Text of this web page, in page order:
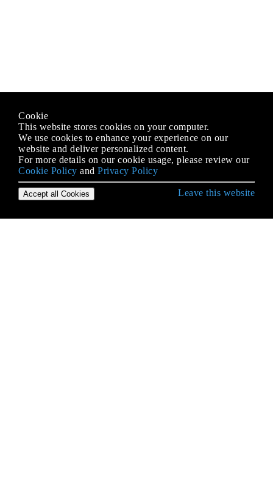
Cookie
This website stores cookies on your computer.
We use cookies to enhance your experience on our
website and deliver personalized content.
For more details on our cookie usage, please review our
Cookie Policy and Privacy Policy
Accept all Cookies Leave this website